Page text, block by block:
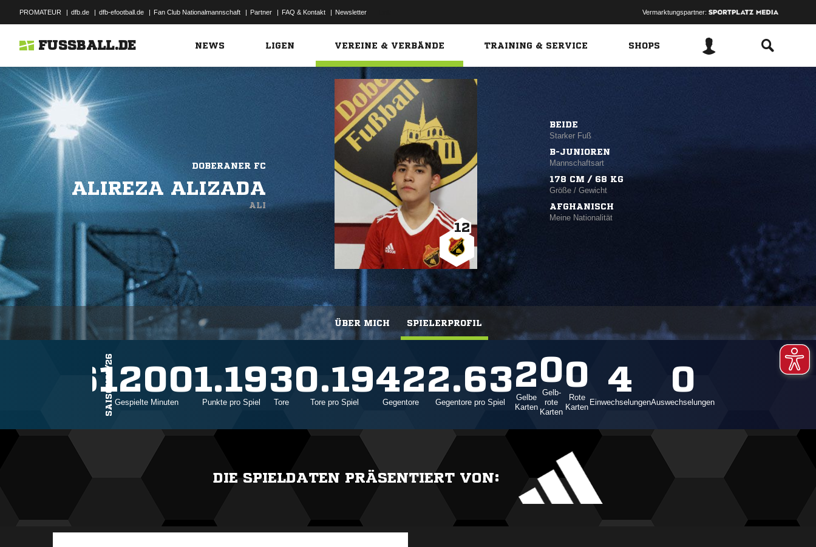
PROMATEUR | dfb.de | dfb-efootball.de | Fan Club Nationalmannschaft | Partner | FAQ & Kontakt | Newsletter Vermarktungspartner:
FUSSBALL.DE NEWS LIGEN VEREINE & VERBÄNDE TRAINING & SERVICE SHOPS
ÜBER MICH SPIELERPROFIL
DOBERANER FC
ALIREZA ALIZADA
12
ALI
BEIDE
Starker Fuß
B-JUNIOREN
Mannschaftsart
178 CM / 68 KG
Größe / Gewicht
AFGHANISCH
Meine Nationalität
SAISON25/26
161200
Gespielte Minuten
1.19
Punkte pro Spiel
3
Tore
0.19
Tore pro Spiel
42
Gegentore
2.63
Gegentore pro Spiel
2
Gelbe
Karten
0
Gelb-
rote
Karten
0
Rote
Karten
4
Einwechselungen
0
Auswechselungen
DIE SPIELDATEN PRÄSENTIERT VON: